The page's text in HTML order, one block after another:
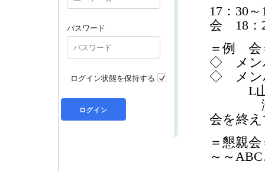
17：30
会 18：
＝例 会
◇ メン
◇ メン
L山
演 題
会を終
＝懇親会
～～
パスワード
ログイン状態を保持する